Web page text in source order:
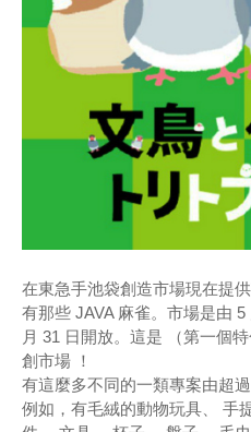
在東急手池袋創造市場現在提
有那些 JAVA 麻雀。市場是由
月 31 日開放。這是 （第一個
創市場 ！
有這麼多不同的一類專案由超
例如，有毛絨的動物玩具、 手